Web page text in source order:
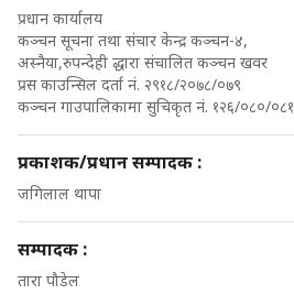
प्रधान कार्यालय
कञ्चन सूचना तथा संचार केन्द्र कञ्चन-४,
अस्नैया,रुपन्देही द्धारा संचालित कञ्चन खवर
प्रस काउन्सिल दर्ता नं. २९१८/२०७८/०७९
कञ्चन गाउपालिकामा सुचिकृत नं. १२६/०८०/०८१
प्रकाशक/प्रधान सम्पादक :
जगिलाल थापा
सम्पादक :
तारा पौडेल